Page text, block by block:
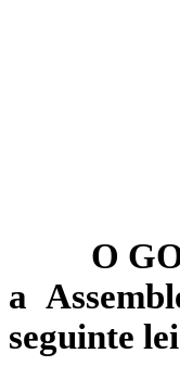
O
a
seguinte